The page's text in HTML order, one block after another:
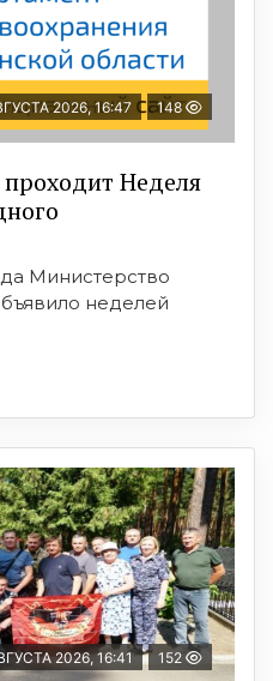
2026, 16:47 148
Неделя
Министерство
неделей
2026, 16:41 152